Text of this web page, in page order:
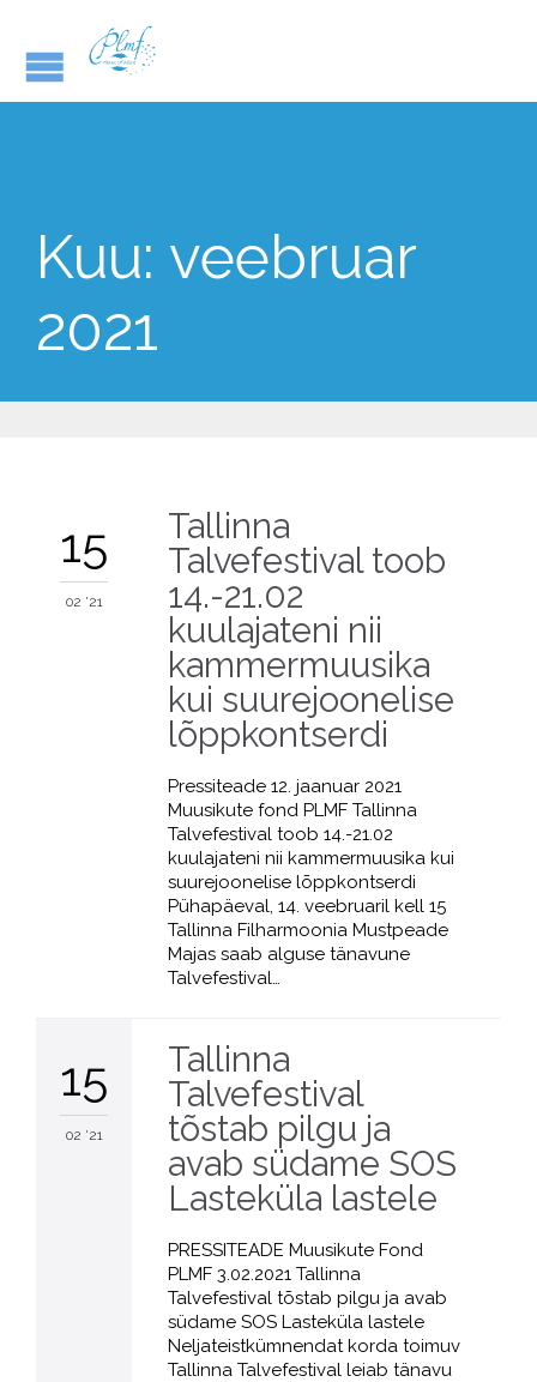
Kuu: veebruar
2021
15
02 '21
Tallinna
Talvefestival toob
14.-21.02
kuulajateni nii
kammermuusika
kui suurejoonelise
lõppkontserdi
Pressiteade 12. jaanuar 2021
Muusikute fond PLMF Tallinna
Talvefestival toob 14.-21.02
kuulajateni nii kammermuusika kui
suurejoonelise lõppkontserdi
Pühapäeval, 14. veebruaril kell 15
Tallinna Filharmoonia Mustpeade
Majas saab alguse tänavune
Talvefestival…
15
02 '21
Tallinna
Talvefestival
tõstab pilgu ja
avab südame SOS
Lasteküla lastele
PRESSITEADE Muusikute Fond
PLMF 3.02.2021 Tallinna
Talvefestival tõstab pilgu ja avab
südame SOS Lasteküla lastele
Neljateistkümnendat korda toimuv
Tallinna Talvefestival leiab tänavu